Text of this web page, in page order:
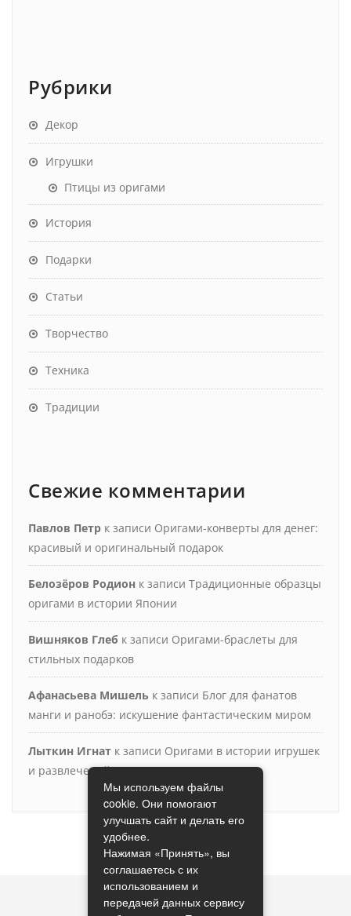
Рубрики
Декор
Игрушки
Птицы из оригами
История
Подарки
Статьи
Творчество
Техника
Традиции
Свежие комментарии
Павлов Петр к записи Оригами-конверты для денег:
красивый и оригинальный подарок
Белозёров Родион к записи Традиционные образцы
оригами в истории Японии
Вишняков Глеб к записи Оригами-браслеты для
стильных подарков
Афанасьева Мишель к записи Блог для фанатов
манги и ранобэ: искушение фантастическим миром
Лыткин Игнат к записи Оригами в истории игрушек
и развлечений
Мы используем файлы
cookie. Они помогают
улучшать сайт и делать его
удобнее.
Нажимая «Принять», вы
соглашаетесь с их
использованием и
передачей данных сервису